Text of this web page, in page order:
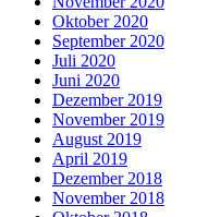
Oktober 2020
September 2020
Juli 2020
Juni 2020
Dezember 2019
November 2019
August 2019
April 2019
Dezember 2018
November 2018